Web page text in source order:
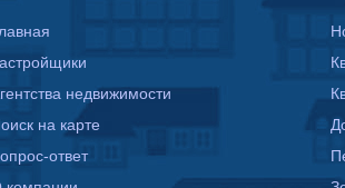
недвижимости
на карте
ответ